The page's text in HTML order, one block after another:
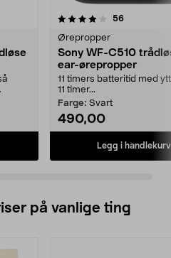
56
Ørepropper
Sony WF-C510
ear-ørepropper
11 timers batteritid med
11 timer...
Farge: Svart
490,00
Legg i handlekurv
4.5 av 5 stjerner
på vanlige ting